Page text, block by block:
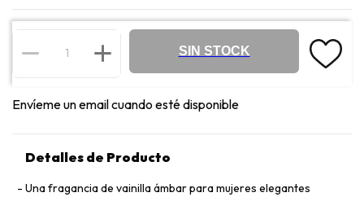
SIN STOCK
Envíeme un email cuando esté disponible
Detalles de Producto
Una fragancia de vainilla ámbar para mujeres elegantes